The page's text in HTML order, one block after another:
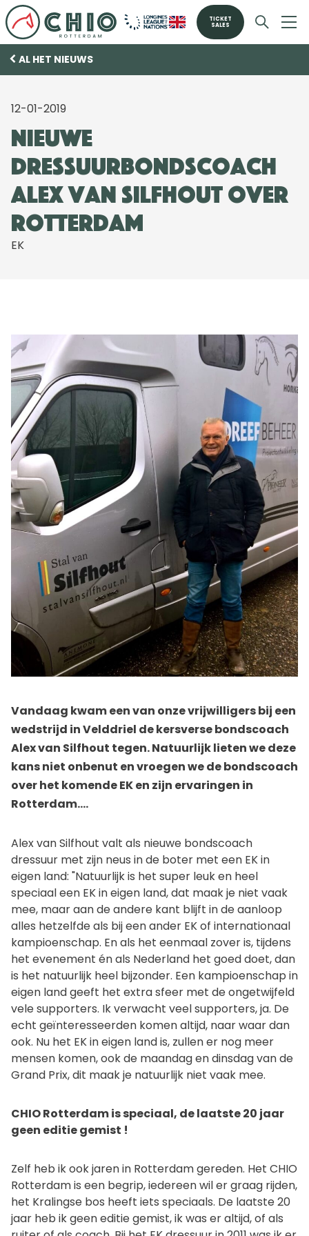
TICKET
SALES
AL HET NIEUWS
12-01-2019
Nieuwe
dressuurbondscoach
Alex van Silfhout over
Rotterdam
EK
Vandaag kwam een van onze vrijwilligers bij een
wedstrijd in Velddriel de kersverse bondscoach
Alex van Silfhout tegen. Natuurlijk lieten we deze
kans niet onbenut en vroegen we de bondscoach
over het komende EK en zijn ervaringen in
Rotterdam....
Alex van Silfhout valt als nieuwe bondscoach
dressuur met zijn neus in de boter met een EK in
eigen land: "Natuurlijk is het super leuk en heel
speciaal een EK in eigen land, dat maak je niet vaak
mee, maar aan de andere kant blijft in de aanloop
alles hetzelfde als bij een ander EK of internationaal
kampioenschap. En als het eenmaal zover is, tijdens
het evenement én als Nederland het goed doet, dan
is het natuurlijk heel bijzonder. Een kampioenschap in
eigen land geeft het extra sfeer met de ongetwijfeld
vele supporters. Ik verwacht veel supporters, ja. De
echt geïnteresseerden komen altijd, naar waar dan
ook. Nu het EK in eigen land is, zullen er nog meer
mensen komen, ook de maandag en dinsdag van de
Grand Prix, dit maak je natuurlijk niet vaak mee.
CHIO Rotterdam is speciaal, de laatste 20 jaar
geen editie gemist !
Zelf heb ik ook jaren in Rotterdam gereden. Het CHIO
Rotterdam is een begrip, iedereen wil er graag rijden,
het Kralingse bos heeft iets speciaals. De laatste 20
jaar heb ik geen editie gemist, ik was er altijd, of als